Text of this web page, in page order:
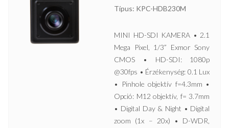
Típus: KPC-HDB230M
MINI HD-SDI KAMERA • 2.1
Mega Pixel, 1/3” Exmor Sony
CMOS • HD-SDI: 1080p
@30fps • Érzékenység: 0.1 Lux
• Pinhole objektív f=4.3mm •
Opció: M12 objektív, f= 3.7mm
• Digital Day & Night • Digital
zoom (1x – 20x) • D-WDR,